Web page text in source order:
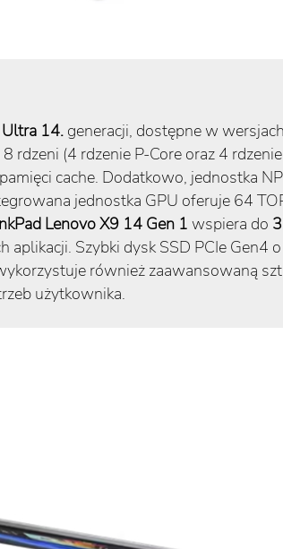
14. generacji, dostępne w
rdzeni (4 rdzenie P-Core oraz 4
cache. Dodatkowo, jednostka
jednostka GPU oferuje 64
Lenovo X9 14 Gen 1 wspiera do
Szybki dysk SSD PCIe Gen4
również zaawansowaną
użytkownika.